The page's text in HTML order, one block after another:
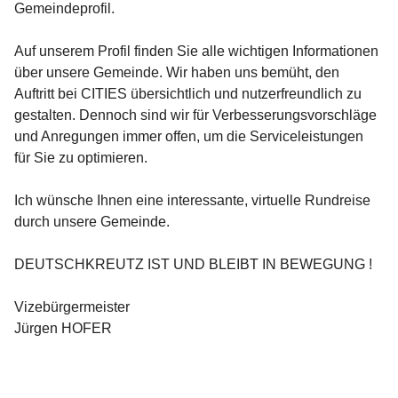
Gemeindeprofil.
Auf unserem Profil finden Sie alle wichtigen Informationen
über unsere Gemeinde. Wir haben uns bemüht, den
Auftritt bei CITIES übersichtlich und nutzerfreundlich zu
gestalten. Dennoch sind wir für Verbesserungsvorschläge
und Anregungen immer offen, um die Serviceleistungen
für Sie zu optimieren.
Ich wünsche Ihnen eine interessante, virtuelle Rundreise
durch unsere Gemeinde.
DEUTSCHKREUTZ IST UND BLEIBT IN BEWEGUNG !
Vizebürgermeister
Jürgen HOFER